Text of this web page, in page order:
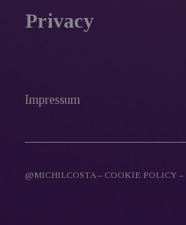
Privacy
Impressum
@MICHILCOSTA – COOKIE POLICY –